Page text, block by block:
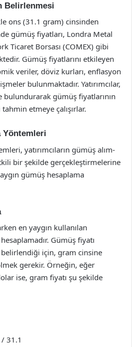
Belirlenmesi
ons (31.1 gram) cinsinden
gümüş fiyatları, Londra Metal
Ticaret Borsası (COMEX) gibi
Gümüş fiyatlarını etkileyen
veriler, döviz kurları, enflasyon
bulunmaktadır. Yatırımcılar,
gümüş fiyatlarının
etmeye çalışırlar.
Yöntemleri
yatırımcıların gümüş alım-
bir şekilde gerçekleştirmelerine
gümüş hesaplama
en yaygın kullanılan
Gümüş fiyatı
için, gram cinsine
gerekir. Örneğin, eğer
ise, gram fiyatı şu şekilde
/ 31.1